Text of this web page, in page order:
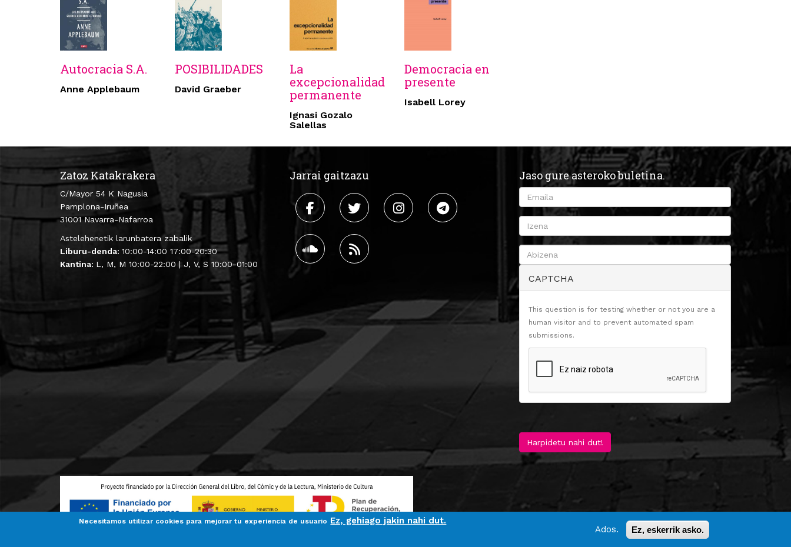
Autocracia S.A.
Anne Applebaum
POSIBILIDADES
David Graeber
La
excepcionalidad
permanente
Ignasi Gozalo
Salellas
Democracia en
presente
Isabell Lorey
Zatoz Katakrakera
C/Mayor 54 K Nagusia
Pamplona-Iruñea
31001 Navarra-Nafarroa
Astelehenetik larunbatera zabalik
Liburu-denda: 10:00-14:00 17:00-20:30
Kantina: L, M, M 10:00-22:00 | J, V, S 10:00-01:00
Jarrai gaitzazu Jaso gure asteroko buletina.
CAPTCHA
This question is for testing whether or not you are a
human visitor and to prevent automated spam
submissions.
Harpidetu nahi dut!
Necesitamos utilizar cookies para mejorar tu experiencia de usuario Ez, gehiago jakin nahi dut.
Ados.
Ez, eskerrik asko.